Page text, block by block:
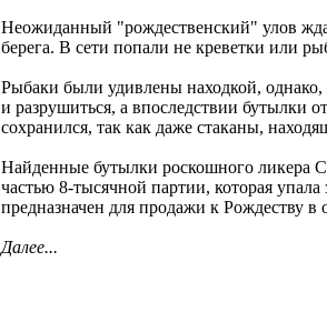
Неожиданный "рождественский" улов
берега. В сети попали не креветки или
Рыбаки были удивлены находкой,
и разрушиться, а впоследствии бутылки
сохранился, так как даже стаканы,
Найденные бутылки роскошного ликера
частью 8-тысячной партии, которая
предназначен для продажи к Рождеству
Далее...